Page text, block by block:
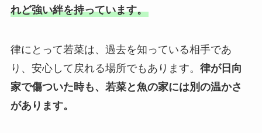
れど強い絆を持っています。
律にとって若菜は、過去を知っている相手であ
り、安心して戻れる場所でもあります。 律が日向
家で傷ついた時も、若菜と魚の家には別の温かさ
があります。